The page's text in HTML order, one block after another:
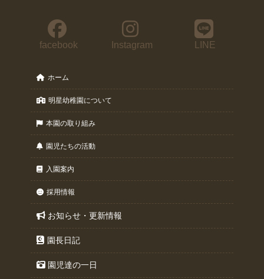
facebook Instagram LINE
ホーム
明星幼稚園について
本園の取り組み
園児たちの活動
入園案内
採用情報
お知らせ・更新情報
園長日記
園児達の一日